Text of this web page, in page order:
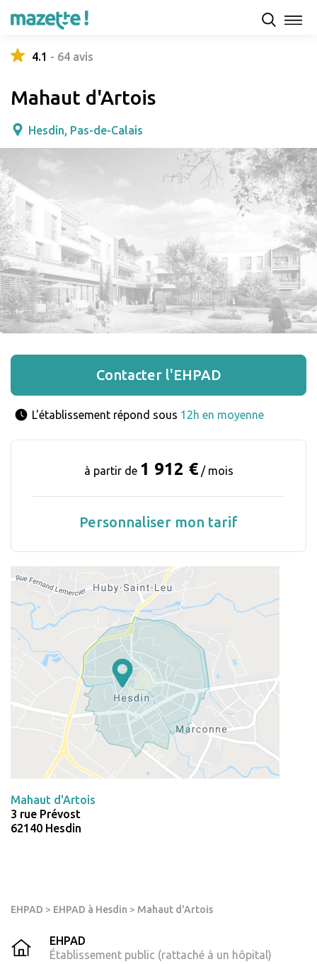
4.1 - 64 avis
Mahaut d'Artois
Hesdin, Pas-de-Calais
EHPAD > EHPAD à Hesdin > Mahaut d'Artois
EHPAD
Établissement public (rattaché à un hôpital)
Contacter l'EHPAD
L'établissement répond sous 12h en moyenne
à partir de 1 912 €/ mois
Personnaliser mon tarif
Mahaut d'Artois
3 rue Prévost
62140 Hesdin